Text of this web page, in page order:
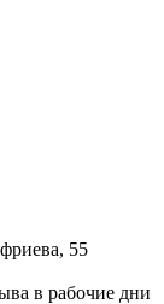
55
в рабочие дни